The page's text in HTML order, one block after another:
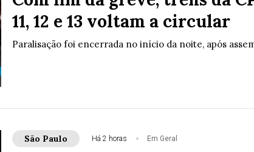
11, 12 e 13 voltam a circular
Paralisação foi encerrada no início da noite, após
São Paulo Há 2 horas Em Geral